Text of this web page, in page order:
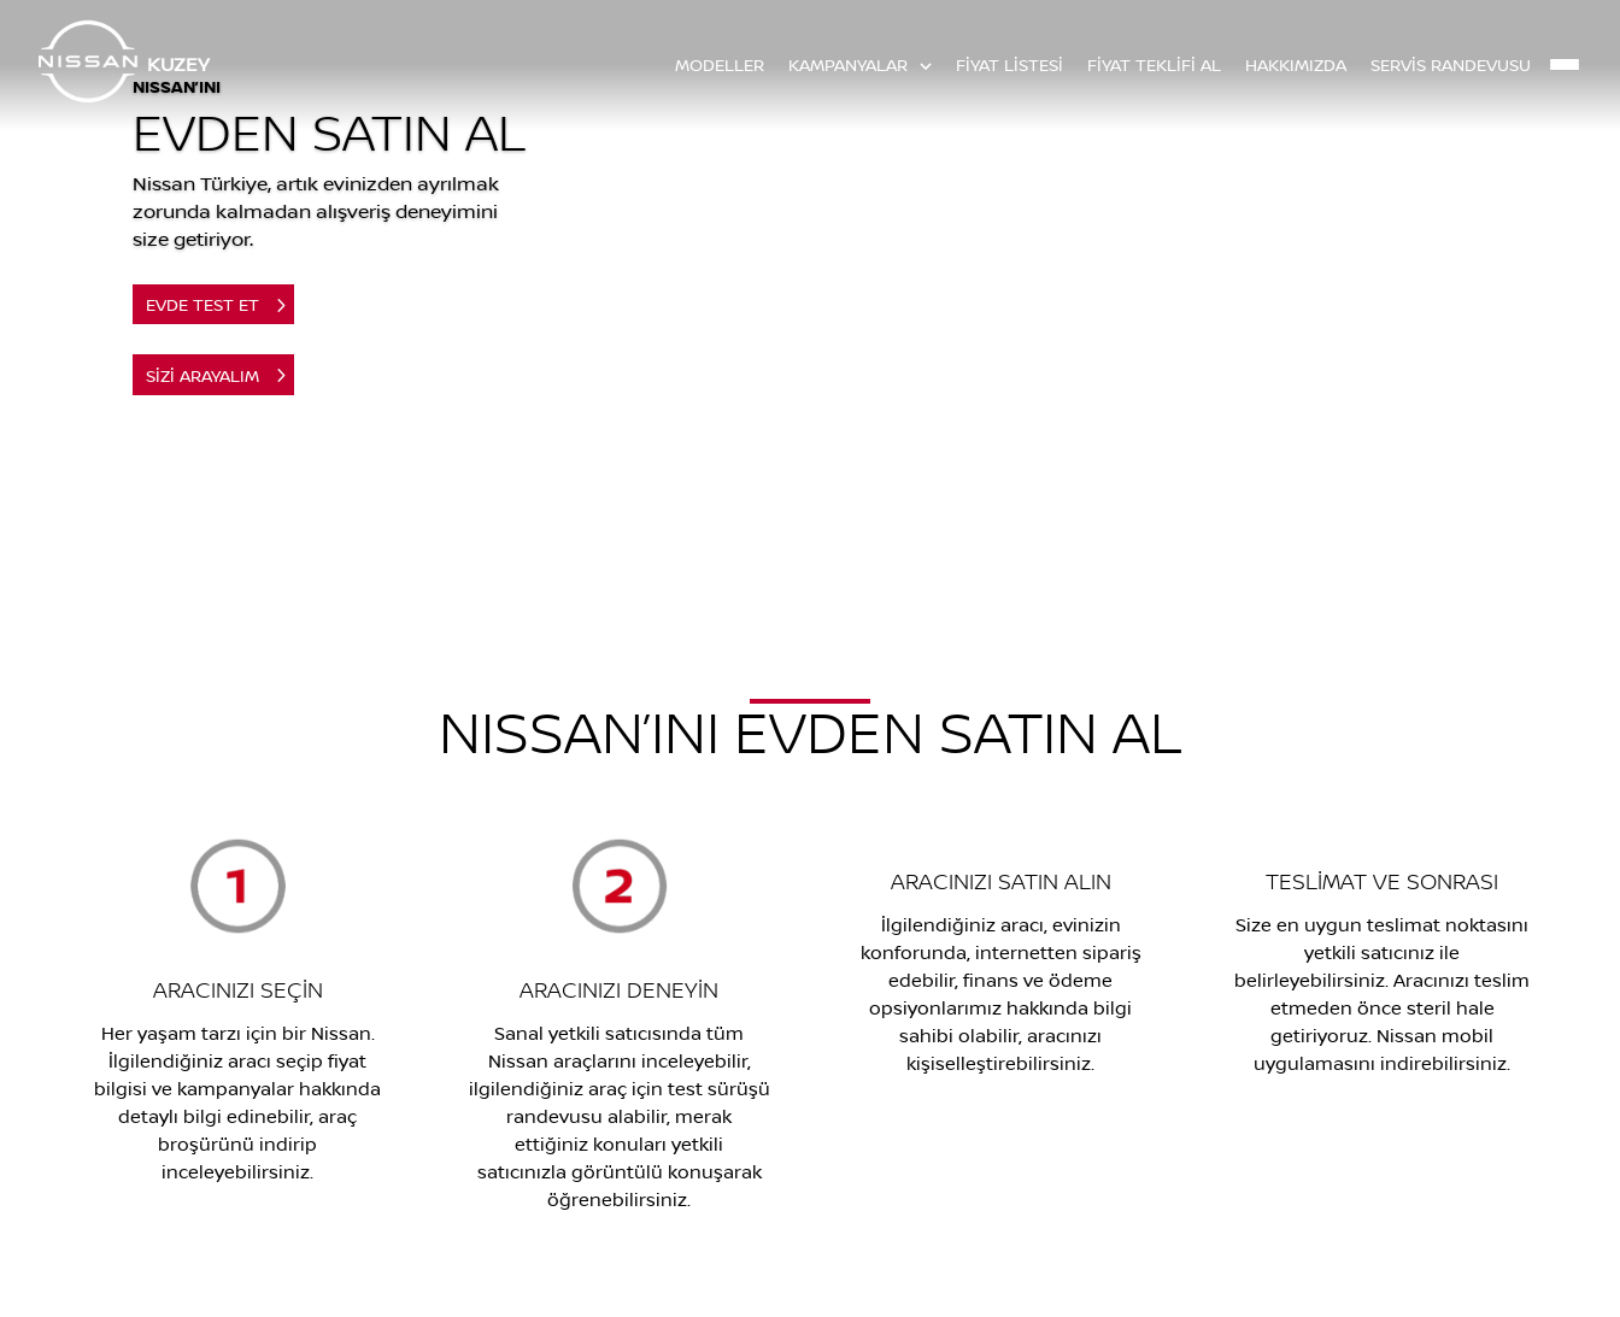
KUZEY MODELLER KAMPANYALAR FİYAT LİSTESİ FİYAT TEKLİFİ AL HAKKIMIZDA
SERVİS RANDEVUSU
NISSAN’INI
EVDEN SATIN AL
Nissan Türkiye, artık evinizden ayrılmak
zorunda kalmadan alışveriş deneyimini
size getiriyor.
EVDE TEST ET
SİZİ ARAYALIM
NISSAN’INI EVDEN SATIN AL
ARACINIZI SEÇİN
Her yaşam tarzı için bir Nissan.
İlgilendiğiniz aracı seçip fiyat
bilgisi ve kampanyalar hakkında
detaylı bilgi edinebilir, araç
broşürünü indirip
inceleyebilirsiniz.
ARACINIZI DENEYİN
Sanal yetkili satıcısında tüm
Nissan araçlarını inceleyebilir,
ilgilendiğiniz araç için test sürüşü
randevusu alabilir, merak
ettiğiniz konuları yetkili
satıcınızla görüntülü konuşarak
öğrenebilirsiniz.
ARACINIZI SATIN ALIN
İlgilendiğiniz aracı, evinizin
konforunda, internetten sipariş
edebilir, finans ve ödeme
opsiyonlarımız hakkında bilgi
sahibi olabilir, aracınızı
kişiselleştirebilirsiniz.
TESLİMAT VE SONRASI
Size en uygun teslimat noktasını
yetkili satıcınız ile
belirleyebilirsiniz. Aracınızı teslim
etmeden önce steril hale
getiriyoruz. Nissan mobil
uygulamasını indirebilirsiniz.